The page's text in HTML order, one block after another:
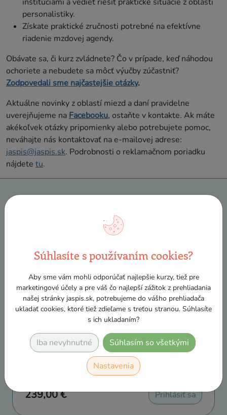
personalistiky.
Získate praktické zručnosti potrebné na efektívne
riadenie mzdovej agendy.
Obávate sa, či kurz zvládnete? Čo v prípade, keď náhodou
ochoriete a nebudete sa môcť výučby zúčastniť?
Zodpovedali sme najčastejšie otázky.
Aktuálne novinky z oblastí miezd a daní pravidelne
uverejňujeme na Facebooku, ostaňte v kontakte. Ak máte
akékoľvek otázky pripomienky alebo potrebujete pomoc,
neváhajte nás kontaktovať na e-mailovej adrese:
jaspis@jaspis.sk. Podrobnosti o reklamačnom poriadku
nájdete tu.
Prehľad termínov
Mzdy a personalistika
Denný ONLINE - po, str, pia
Zobraziť detail termínu
8:30 - 14:00
19. aug - 31. aug 2026
Jana Tomečková
posledné voľné miesto
239,00 € Prihlásiť sa
Súhlasíte s používaním cookies?
Aby sme vám mohli odporúčať najlepšie kurzy, tiež pre
marketingové účely a pre váš čo najlepší zážitok z prehliadania
našej stránky jaspis.sk, potrebujeme do vášho prehliadača
ukladať cookies, ktoré tiež zdieľame s treťou stranou. Súhlasíte
s ich ukladaním?
Iba nevyhnutné Súhlasím so všetkými
Nastavenia